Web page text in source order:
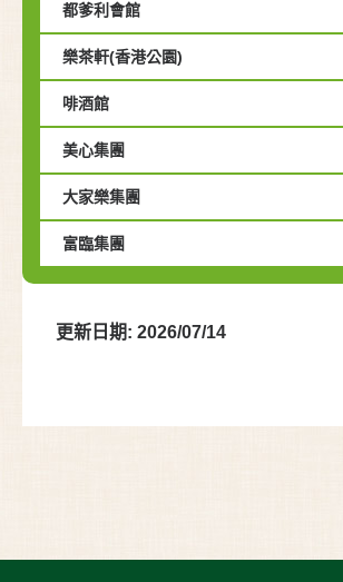
都爹利會館
樂茶軒(香港公園)
啡酒館
美心集團
大家樂集團
富臨集團
更新日期: 2026/07/14